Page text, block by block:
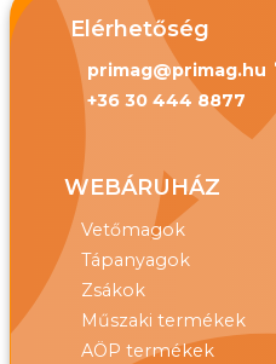
Elérhetőség
primag@primag.hu
+36 30 444 8877
WEBÁRUHÁZ
Vetőmagok
Tápanyagok
Zsákok
Műszaki termékek
AÖP termékek